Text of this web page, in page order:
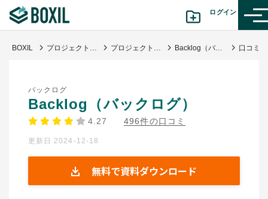
ログイン
診断から探す(β版)
BOXILの使い方ガイド 情報掲載をご希望の方へ
BOXIL プロジェクト管理ツール比較20選 タイプ別おすすめサービス・口コミ評判 プロジェクト管理・工数管理 Backlog（バックログ）
バックログ
Backlog（バックログ）
4.27 496件の口コミ
更新日 2024-12-18
無料で資料ダウンロード